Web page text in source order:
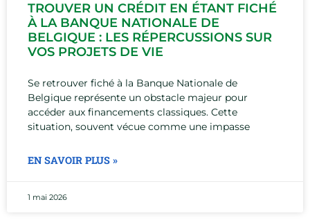
TROUVER UN CRÉDIT EN ÉTANT FICHÉ
À LA BANQUE NATIONALE DE
BELGIQUE : LES RÉPERCUSSIONS SUR
VOS PROJETS DE VIE
Se retrouver fiché à la Banque Nationale de
Belgique représente un obstacle majeur pour
accéder aux financements classiques. Cette
situation, souvent vécue comme une impasse
EN SAVOIR PLUS »
1 mai 2026